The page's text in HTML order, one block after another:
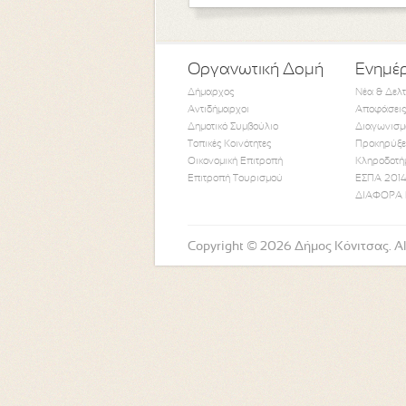
Οργανωτική Δομή
Δήμαρχος
Αντιδήμαρχοι
Δημοτικό Συμβούλιο
Τοπικές Κοινότητες
Οικονομική Επιτροπή
Επιτροπή Τουρισμού
Νέα &
ΕΣΠΑ
ΔΙΑΦΟΡΑ
Copyright © 2026 Δήμος Κόνιτσας.